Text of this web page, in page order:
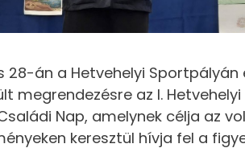
28-án a Hetvehelyi Sportpályán
megrendezésre az I. Hetvehelyi
Nap, amelynek célja az
keresztül hívja fel a